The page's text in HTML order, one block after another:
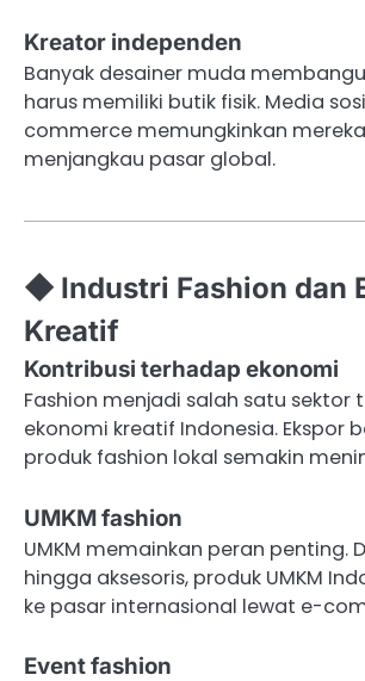
Kreator independen
Banyak desainer muda
harus memiliki butik fisik. Media
commerce memungkinkan
menjangkau pasar global.
◆ Industri Fashion dan
Kreatif
Kontribusi terhadap ekonomi
Fashion menjadi salah satu sektor
ekonomi kreatif Indonesia. Ekspor
produk fashion lokal semakin
UMKM fashion
UMKM memainkan peran penting.
hingga aksesoris, produk UMKM
ke pasar internasional lewat e-
Event fashion